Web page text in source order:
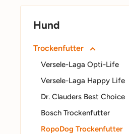
Hund
Trockenfutter
Versele-Laga Opti-Life
Versele-Laga Happy Life
Dr. Clauders Best Choice
Bosch Trockenfutter
RopoDog Trockenfutter